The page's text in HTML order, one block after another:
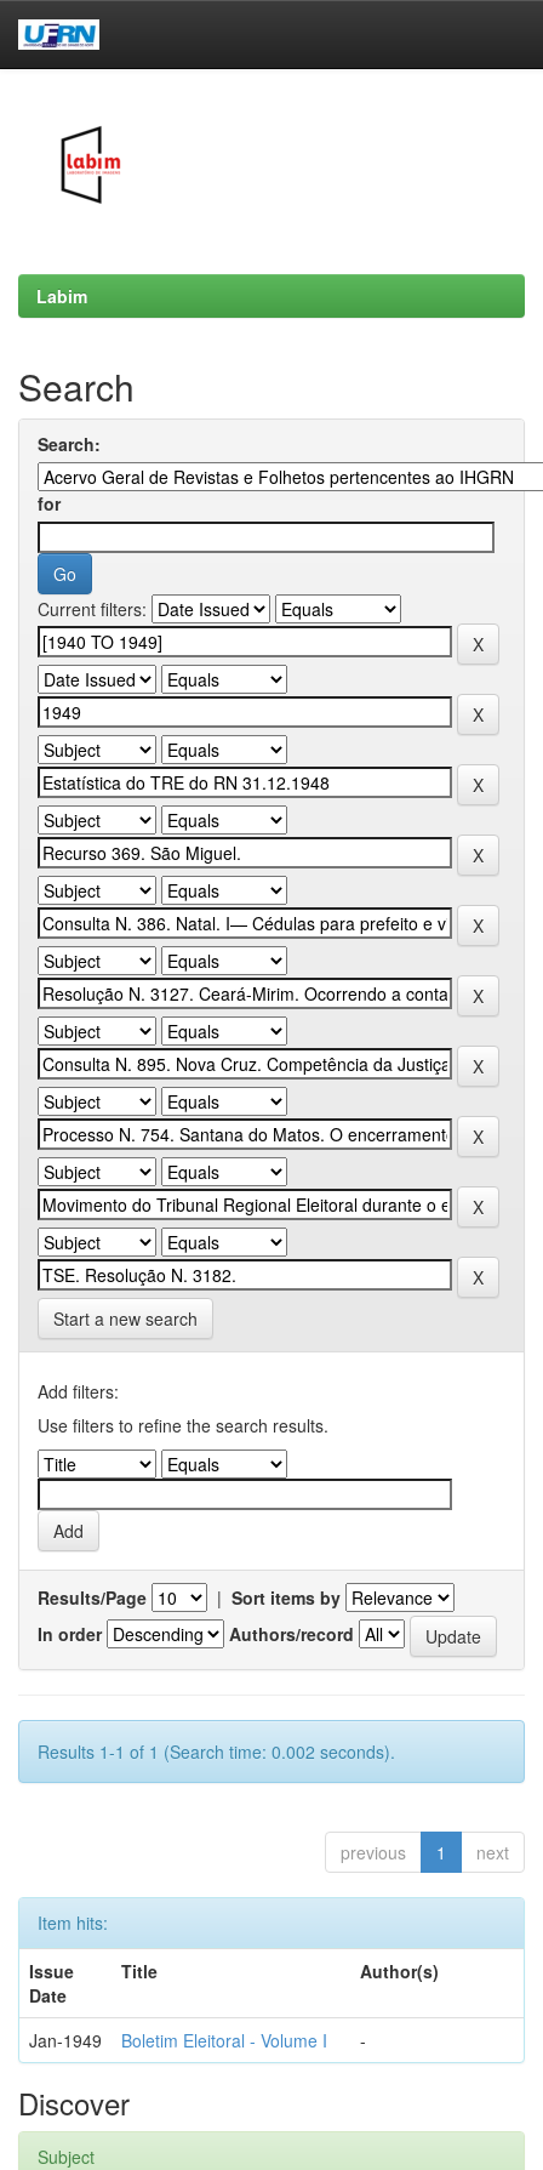
Labim
Search
Search:
for
Current filters:
Start a new search
Add filters:
Use filters to refine the search results.
Results/Page | Sort items by
In order
Authors/record
Results 1-1 of 1 (Search time: 0.002 seconds).
previous 1 next
Item hits:
Issue
Date
Title Author(s)
Jan-1949 Boletim Eleitoral - Volume I -
Discover
Subject